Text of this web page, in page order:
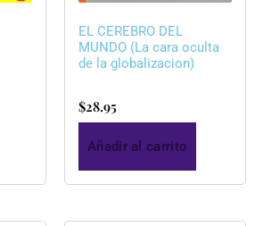
EL CEREBRO DEL
MUNDO (La cara oculta
de la globalizacion)
$28.95
Añadir al carrito